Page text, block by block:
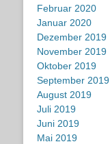
Februar 2020
Januar 2020
Dezember 2019
November 2019
Oktober 2019
September 2019
August 2019
Juli 2019
Juni 2019
Mai 2019